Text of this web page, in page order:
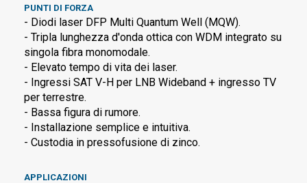
PUNTI DI FORZA
- Diodi laser DFP Multi Quantum Well (MQW).
- Tripla lunghezza d'onda ottica con WDM integrato su
singola fibra monomodale.
- Elevato tempo di vita dei laser.
- Ingressi SAT V-H per LNB Wideband + ingresso TV
per terrestre.
- Bassa figura di rumore.
- Installazione semplice e intuitiva.
- Custodia in pressofusione di zinco.
APPLICAZIONI